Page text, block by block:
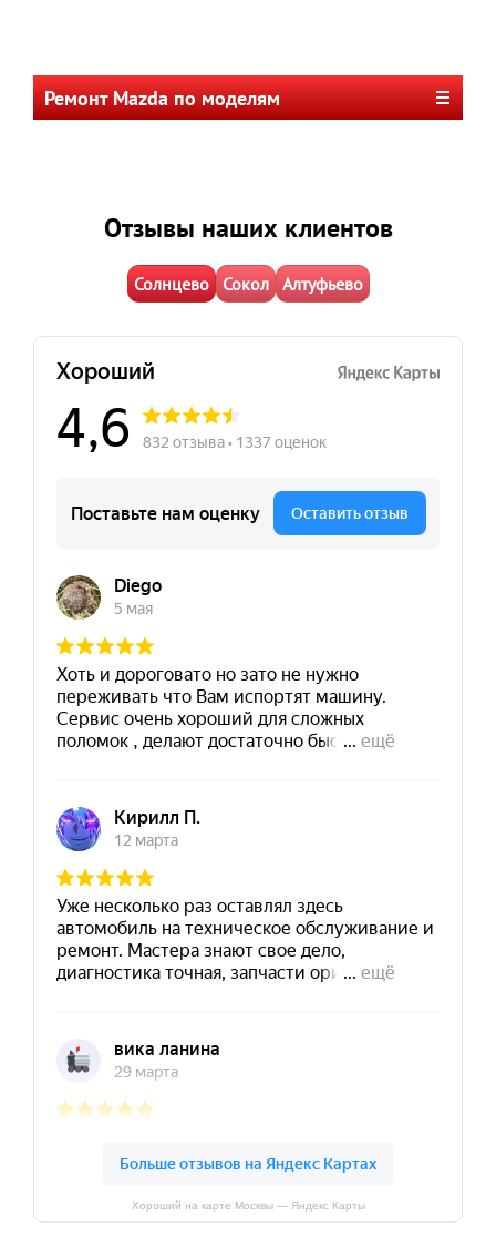
Ремонт Mazda по моделям
Отзывы наших клиентов
Солнцево Сокол Алтуфьево
Хороший на карте Москвы — Яндекс Карты